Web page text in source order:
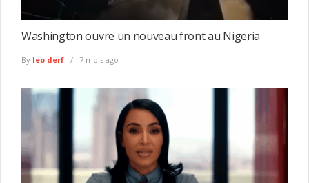
Washington ouvre un nouveau front au Nigeria
By leo derf 7 mois ago